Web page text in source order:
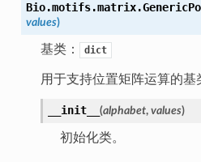
Bio.motifs.matrix.
values)
基类： dict
用于支持位置矩阵运算的基
__init__ (alphabet, values)
初始化类。